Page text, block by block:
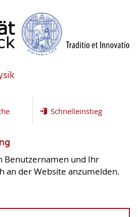
Schnelleinstieg
Benutzernamen und Ihr
an der Website anzumelden.